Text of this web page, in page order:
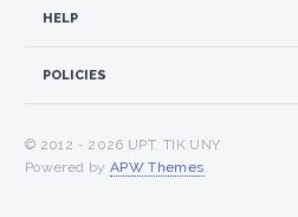
HELP
POLICIES
© 2012 - 2026 UPT. TIK UNY
Powered by APW Themes